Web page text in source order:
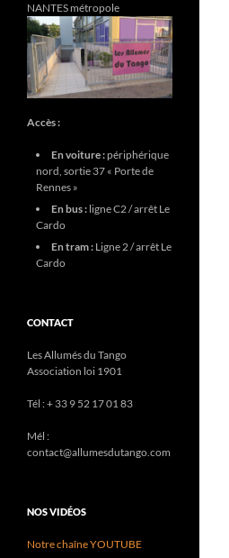
NANTES métropole
Accès :
En voiture : périphérique
nord, sortie 37 « Porte de
Rennes »
En bus : ligne C2 / arrêt Le
Cardo
En tram : Ligne 2 / arrêt Le
Cardo
CONTACT
Les Allumés du Tango
Association loi 1901
Tél : + 33 9 52 17 01 83
Mél :
contact@allumesdutango.com
NOS VIDÉOS
Notre chaîne YOUTUBE